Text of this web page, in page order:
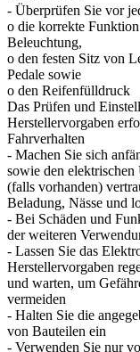
- Überprüfen Sie vor
o die korrekte
Beleuchtung,
o den festen Sitz von
Pedale sowie
o den Reifenfülldruck
Das Prüfen und
Herstellervorgaben
Fahrverhalten
- Machen Sie sich
sowie den
(falls vorhanden)
Beladung, Nässe und
- Bei Schäden und
der weiteren
- Lassen Sie das
Herstellervorgaben
und warten, um
vermeiden
- Halten Sie die
von Bauteilen ein
- Verwenden Sie nur